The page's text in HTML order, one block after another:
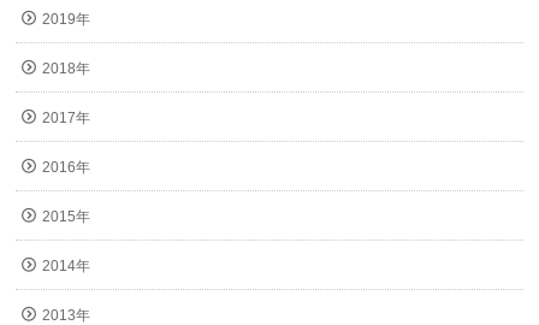
2019年
2018年
2017年
2016年
2015年
2014年
2013年